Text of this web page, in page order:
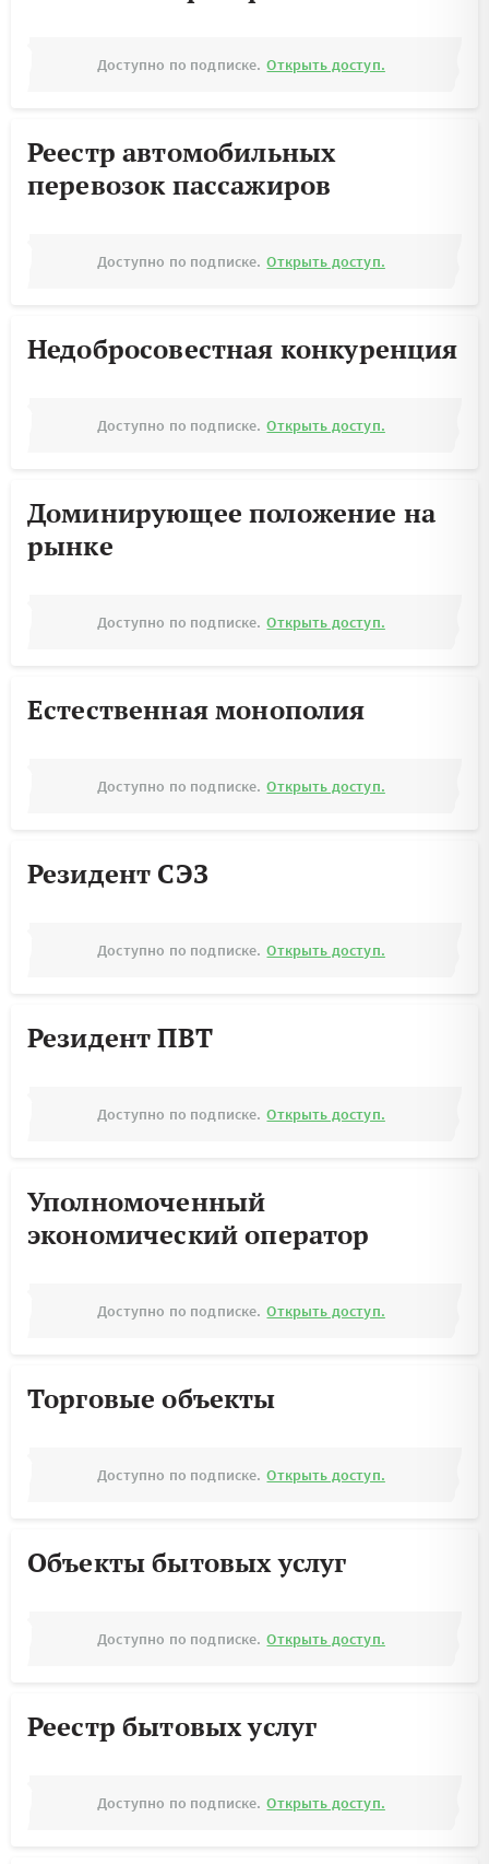
Доступно по подписке. Открыть доступ.
Реестр автомобильных
перевозок пассажиров
Доступно по подписке. Открыть доступ.
Недобросовестная конкуренция
Доступно по подписке. Открыть доступ.
Доминирующее положение на
рынке
Доступно по подписке. Открыть доступ.
Естественная монополия
Доступно по подписке. Открыть доступ.
Резидент СЭЗ
Доступно по подписке. Открыть доступ.
Резидент ПВТ
Доступно по подписке. Открыть доступ.
Уполномоченный
экономический оператор
Доступно по подписке. Открыть доступ.
Торговые объекты
Доступно по подписке. Открыть доступ.
Объекты бытовых услуг
Доступно по подписке. Открыть доступ.
Реестр бытовых услуг
Доступно по подписке. Открыть доступ.